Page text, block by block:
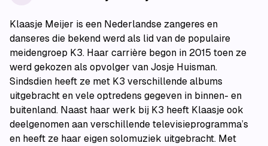
Klaasje Meijer is een Nederlandse zangeres en
danseres die bekend werd als lid van de populaire
meidengroep K3. Haar carrière begon in 2015 toen ze
werd gekozen als opvolger van Josje Huisman.
Sindsdien heeft ze met K3 verschillende albums
uitgebracht en vele optredens gegeven in binnen- en
buitenland. Naast haar werk bij K3 heeft Klaasje ook
deelgenomen aan verschillende televisieprogramma’s
en heeft ze haar eigen solomuziek uitgebracht. Met